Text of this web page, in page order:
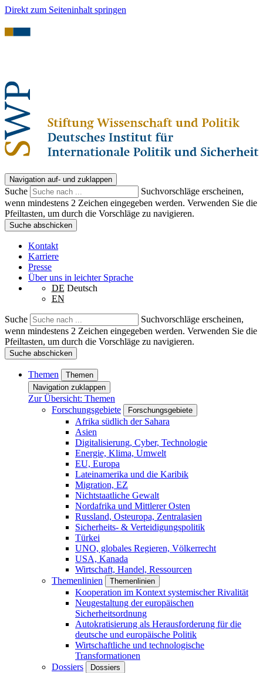
Direkt zum Seiteninhalt springen
Navigation auf- und zuklappen
Suche
Suchvorschläge erscheinen,
wenn mindestens 2 Zeichen eingegeben werden. Verwenden Sie die
Pfeiltasten, um durch die Vorschläge zu navigieren.
Suche abschicken
Kontakt
Karriere
Presse
Über uns in leichter Sprache
DE Deutsch
EN
Suche
Suchvorschläge erscheinen,
wenn mindestens 2 Zeichen eingegeben werden. Verwenden Sie die
Pfeiltasten, um durch die Vorschläge zu navigieren.
Suche abschicken
Themen
Themen
Navigation zuklappen
Zur Übersicht: Themen
Forschungsgebiete
Forschungsgebiete
Afrika südlich der Sahara
Asien
Digitalisierung, Cyber, Technologie
Energie, Klima, Umwelt
EU, Europa
Lateinamerika und die Karibik
Migration, EZ
Nichtstaatliche Gewalt
Nordafrika und Mittlerer Osten
Russland, Osteuropa, Zentralasien
Sicherheits- & Verteidigungspolitik
Türkei
UNO, globales Regieren, Völkerrecht
USA, Kanada
Wirtschaft, Handel, Ressourcen
Themenlinien
Themenlinien
Kooperation im Kontext systemischer Rivalität
Neugestaltung der europäischen
Sicherheitsordnung
Autokratisierung als Herausforderung für die
deutsche und europäische Politik
Wirtschaftliche und technologische
Transformationen
Dossiers
Dossiers